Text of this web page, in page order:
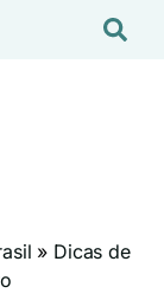
» Dicas de